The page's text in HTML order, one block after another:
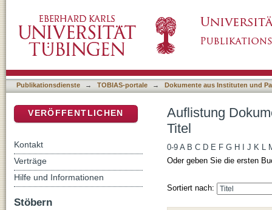
Publikationsdienste → TOBIAS-portale → Dokumente aus Instituten und
Auflistung
Titel
0-9 A B C D E F G H J K L
Oder geben Sie die ersten
Sortiert nach:
VERÖFFENTLICHEN
Kontakt
Verträge
Hilfe und Informationen
Stöbern